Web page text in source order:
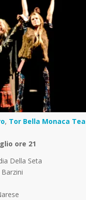
, Tor Bella Monaca
ore 21
Della Seta